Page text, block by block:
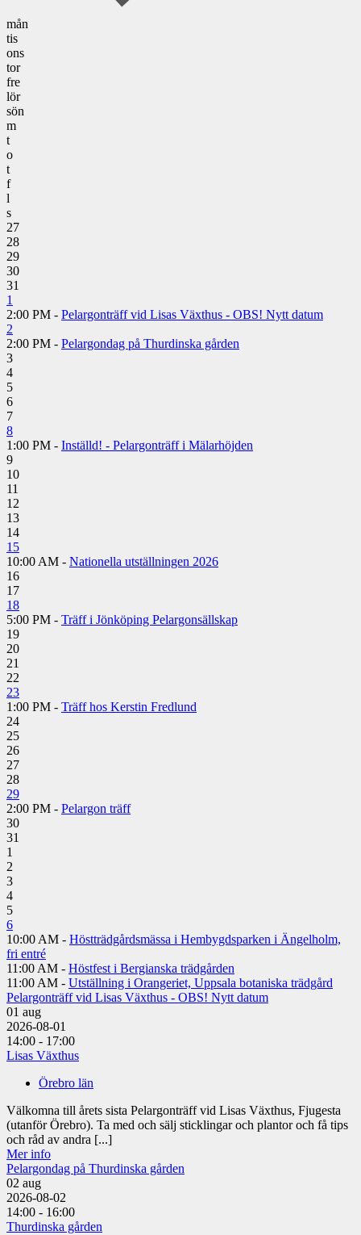
mån
tis
ons
tor
fre
lör
sön
m
t
o
t
f
l
s
27
28
29
30
31
1
2:00 PM - Pelargonträff vid Lisas Växthus - OBS! Nytt datum
2
2:00 PM - Pelargondag på Thurdinska gården
3
4
5
6
7
8
1:00 PM - Inställd! - Pelargonträff i Mälarhöjden
9
10
11
12
13
14
15
10:00 AM - Nationella utställningen 2026
16
17
18
5:00 PM - Träff i Jönköping Pelargonsällskap
19
20
21
22
23
1:00 PM - Träff hos Kerstin Fredlund
24
25
26
27
28
29
2:00 PM - Pelargon träff
30
31
1
2
3
4
5
6
10:00 AM - Höstträdgårdsmässa i Hembygdsparken i Ängelholm,
fri entré
11:00 AM - Höstfest i Bergianska trädgården
11:00 AM - Utställning i Orangeriet, Uppsala botaniska trädgård
Pelargonträff vid Lisas Växthus - OBS! Nytt datum
01 aug
2026-08-01
14:00 - 17:00
Lisas Växthus
Örebro län
Välkomna till årets sista Pelargonträff vid Lisas Växthus, Fjugesta
(utanför Örebro). Ta med och sälj sticklingar och plantor och få tips
och råd av andra [...]
Mer info
Pelargondag på Thurdinska gården
02 aug
2026-08-02
14:00 - 16:00
Thurdinska gården